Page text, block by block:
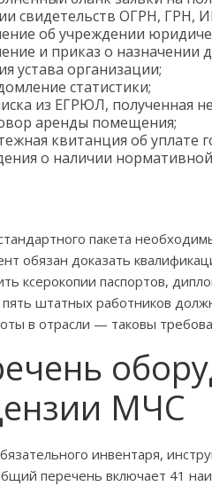
свидетельств ОГРН, ГРН,
об учреждении
и приказ о назначении
устава организации;
статистики;
из ЕГРЮЛ, полученная
аренды помещения;
квитанция об уплате
о наличии
пакета
обязан доказать
ксерокопии паспортов,
штатных работников
в отрасли — таковы
МЧС
инвентаря,
перечень включает 41